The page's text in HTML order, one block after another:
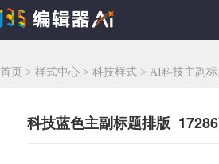
首页 > 样式中心 > 科技样式 > AI科技主副
科技蓝色主副标题排版